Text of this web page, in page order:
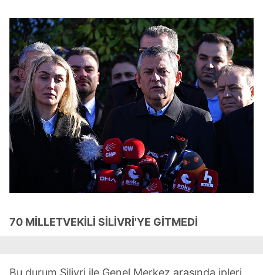
70 MİLLETVEKİLİ SİLİVRİ'YE GİTMEDİ
Bu durum Silivri ile Genel Merkez arasında ipleri